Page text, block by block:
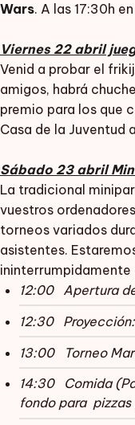
Wars. A las 17:30h
Viernes 22 abril
Venid a probar el
amigos, habrá
premio para los que
Casa de la Juventud
Sábado 23 abril
La tradicional
vuestros
torneos variados
asistentes.
ininterrumpidamente
12:00 Apertura
12:30
13:00 Torneo
14:30 Comida
fondo para pizzas